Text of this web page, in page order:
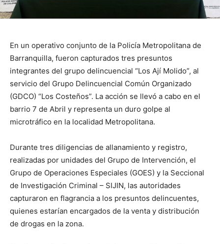
En un operativo conjunto de la Policía Metropolitana de
Barranquilla, fueron capturados tres presuntos
integrantes del grupo delincuencial “Los Ají Molido”, al
servicio del Grupo Delincuencial Común Organizado
(GDCO) “Los Costeños”. La acción se llevó a cabo en el
barrio 7 de Abril y representa un duro golpe al
microtráfico en la localidad Metropolitana.
Durante tres diligencias de allanamiento y registro,
realizadas por unidades del Grupo de Intervención, el
Grupo de Operaciones Especiales (GOES) y la Seccional
de Investigación Criminal – SIJIN, las autoridades
capturaron en flagrancia a los presuntos delincuentes,
quienes estarían encargados de la venta y distribución
de drogas en la zona.